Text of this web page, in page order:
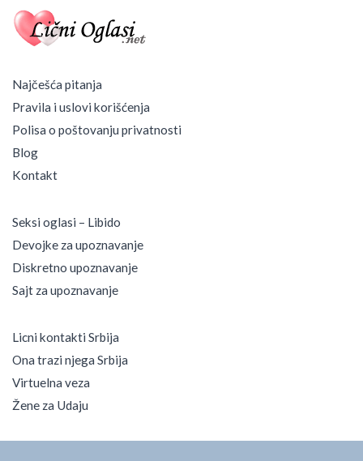
Najčešća pitanja
Pravila i uslovi korišćenja
Polisa o poštovanju privatnosti
Blog
Kontakt
Seksi oglasi – Libido
Devojke za upoznavanje
Diskretno upoznavanje
Sajt za upoznavanje
Licni kontakti Srbija
Ona trazi njega Srbija
Virtuelna veza
Žene za Udaju